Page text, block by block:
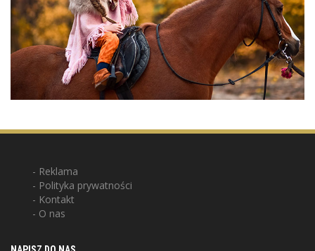
Reklama
Polityka prywatności
Kontakt
O nas